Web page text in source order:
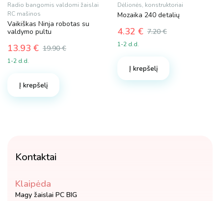
Radio bangomis valdomi žaislai
RC mašinos
Vaikiškas Ninja robotas su
valdymo pultu
19.90€
Original
price
19.90 €.
13.93 €
Current
price
13.93 €.
1-2 d.d.
Į krepšelį
Dėlionės, konstruktoriai
Mozaika 240 detalių
7.20€
Original
price
7.20 €.
4.32 €
Current
price
4.32 €.
1-2 d.d.
Į krepšelį
Kontaktai
Klaipėda
Magy žaislai PC BIG